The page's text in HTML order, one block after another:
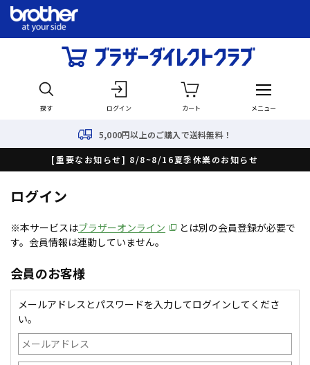
探す ログイン カート メニュー
5,000円以上のご購入で送料無料！
[重要なお知らせ] 8/8~8/16夏季休業のお知らせ
ログイン
※本サービスはブラザーオンライン
とは別の会員登録が必要で
す。会員情報は連動していません。
会員のお客様
メールアドレスとパスワードを入力してログインしてくださ
い。